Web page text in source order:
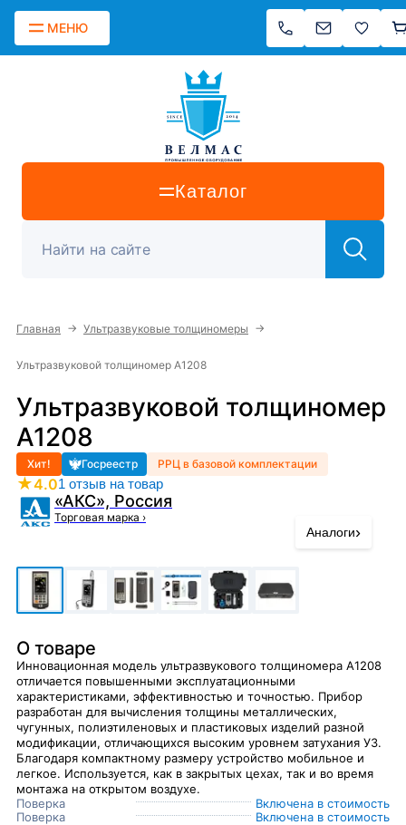
МЕНЮ
Каталог
Главная → Ультразвуковые толщиномеры →
Ультразвуковой толщиномер А1208
Ультразвуковой толщиномер
А1208
Хит! Госреестр РРЦ в базовой комплектации
★4.01 отзыв на товар
«АКС», Россия
Торговая марка ›
Аналоги›
О товаре
Инновационная модель ультразвукового толщиномера A1208
отличается повышенными эксплуатационными
характеристиками, эффективностью и точностью. Прибор
разработан для вычисления толщины металлических,
чугунных, полиэтиленовых и пластиковых изделий разной
модификации, отличающихся высоким уровнем затухания УЗ.
Благодаря компактному размеру устройство мобильное и
легкое. Используется, как в закрытых цехах, так и во время
монтажа на открытом воздухе.
Поверка
Включена в стоимость
Поверка
Включена в стоимость